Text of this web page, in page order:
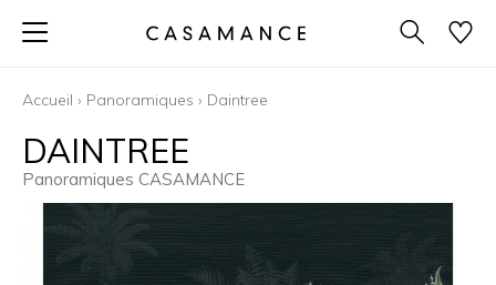
Accueil › Panoramiques › Daintree
DAINTREE
Panoramiques CASAMANCE